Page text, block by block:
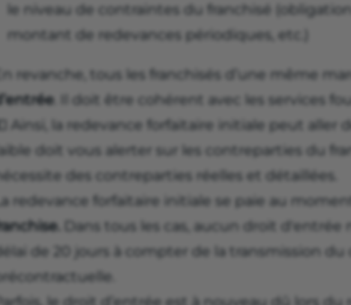
le niveau de contraintes du franchisé
montant de redevances périodiques, etc.)
revanche, tous les franchisés d’une même
. Il doit être cohérent avec les services
Ainsi, la redevance forfaitaire initiale peut aller
doit vous alerter sur les contreparties du
des contreparties réelles et détaillées.
redevance forfaitaire initiale se paie au
Dans tous les cas, aucun droit
de 20 jours à compter de la transmission